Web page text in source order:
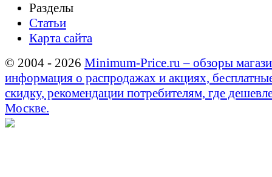
Разделы
Статьи
Карта сайта
© 2004 - 2026 Minimum-Price.ru – обзоры
информация о распродажах и акциях,
скидку, рекомендации потребителям, где
Москве.